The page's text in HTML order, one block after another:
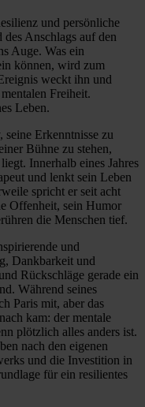
und persönliche
Anschlags auf den
Auge. Was ein
können, wird zum
weckt ihn und
Freiheit.
Leben.
seine Erkenntnisse zu
Bühne zu stehen,
Innerhalb eines Jahres
und lenkt sein Leben
spricht er seit acht
Offenheit, sein Humor
die Menschen tief.
und
Dankbarkeit und
Rückschläge gerade ein
Während seines
Paris mit, aber das
kam: der mentale
plötzlich alles anders ist.
nach den eigenen
und die Investition in
für ein resilientes